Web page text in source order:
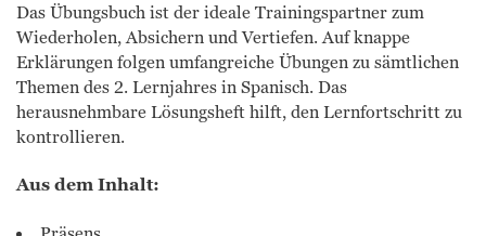
Das Übungsbuch ist der ideale Trainingspartner zum
Wiederholen, Absichern und Vertiefen. Auf knappe
Erklärungen folgen umfangreiche Übungen zu sämtlichen
Themen des 2. Lernjahres in Spanisch. Das
herausnehmbare Lösungsheft hilft, den Lernfortschritt zu
kontrollieren.
Aus dem Inhalt: